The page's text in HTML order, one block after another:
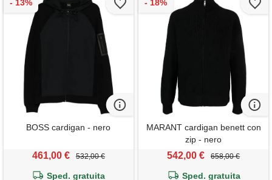
BOSS cardigan - nero
461,00 € 532,00 €
Sped. gratuita
MARANT cardigan benett con
zip - nero
542,00 € 658,00 €
Sped. gratuita